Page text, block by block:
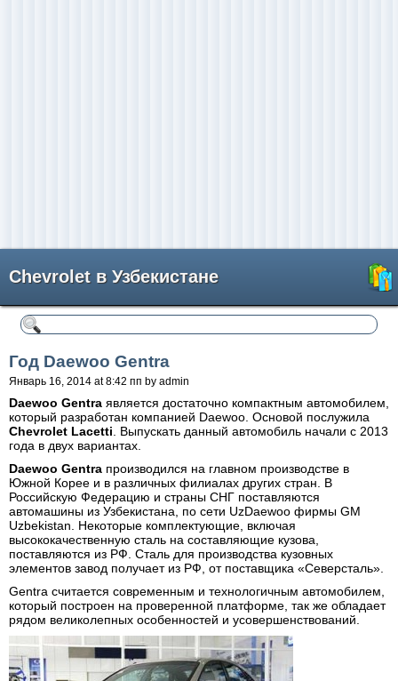
Chevrolet в Узбекистане
Год Daewoo Gentra
Январь 16, 2014 at 8:42 пп by admin
Daewoo Gentra является достаточно компактным автомобилем,
который разработан компанией Daewoo. Основой послужила
Chevrolet Lacetti . Выпускать данный автомобиль начали с 2013
года в двух вариантах.
Daewoo Gentra производился на главном производстве в
Южной Корее и в различных филиалах других стран. В
Российскую Федерацию и страны СНГ поставляются
автомашины из Узбекистана, по сети UzDaewoo фирмы GM
Uzbekistan. Некоторые комплектующие, включая
высококачественную сталь на составляющие кузова,
поставляются из РФ. Сталь для производства кузовных
элементов завод получает из РФ, от поставщика «Северсталь».
Gentra считается современным и технологичным автомобилем,
который построен на проверенной платформе, так же обладает
рядом великолепных особенностей и усовершенствований.